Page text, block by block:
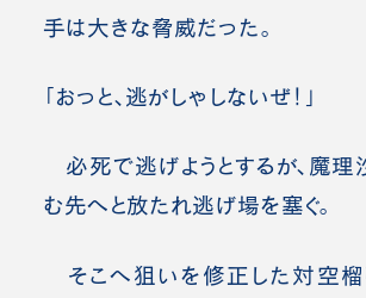
手は大きな脅威だった。
「おっと、逃がしゃしないぜ！」
必死で逃げようとするが、魔理
む先へと放たれ逃げ場を塞ぐ。
そこへ狙いを修正した対空榴